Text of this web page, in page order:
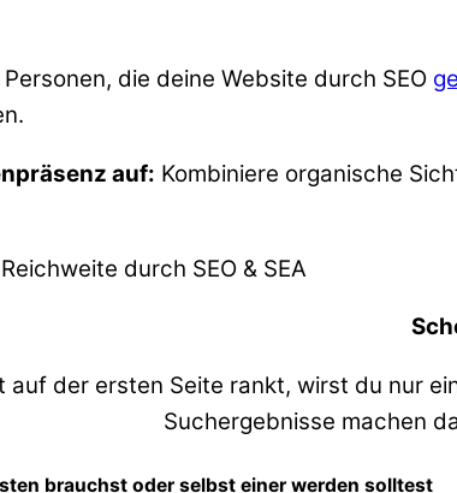
Personen, die deine Website durch SEO
auf: Kombiniere organische
auf der ersten Seite rankt, wirst du nur
Suchergebnisse machen
brauchst oder selbst einer werden solltest